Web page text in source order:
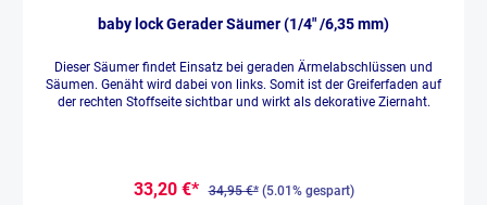
baby lock Gerader Säumer (1/4" /6,35 mm)
Dieser Säumer findet Einsatz bei geraden Ärmelabschlüssen und
Säumen. Genäht wird dabei von links. Somit ist der Greiferfaden auf
der rechten Stoffseite sichtbar und wirkt als dekorative Ziernaht.
33,20 €* 34,95 €* (5.01% gespart)